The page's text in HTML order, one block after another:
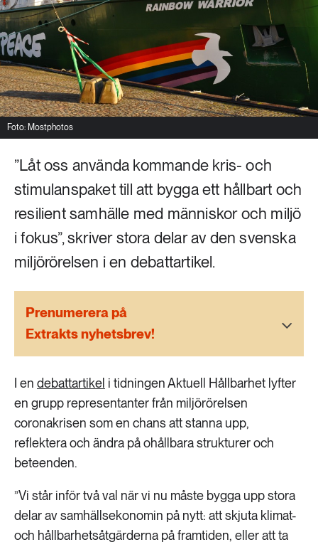
Mat & jordbruk
Skog
Social hållbarhet
Transport
Vatten
252 ARTIKLAR
Landsbygd
939 ARTIKLAR
Livsstil & konsumtion
Mat & jordbruk
262 ARTIKLAR
Skog
360 ARTIKLAR
Transport
473 ARTIKLAR
Foto: Mostphotos
”Låt oss använda kommande kris- och
stimulanspaket till att bygga ett hållbart och
resilient samhälle med människor och miljö
i fokus”, skriver stora delar av den svenska
miljörörelsen i en debattartikel.
Prenumerera på
Extrakts nyhetsbrev!
I en debattartikel i tidningen Aktuell Hållbarhet lyfter
en grupp representanter från miljörörelsen
coronakrisen som en chans att stanna upp,
reflektera och ändra på ohållbara strukturer och
beteenden.
”Vi står inför två val när vi nu måste bygga upp stora
delar av samhällsekonomin på nytt: att skjuta klimat-
och hållbarhetsåtgärderna på framtiden, eller att ta